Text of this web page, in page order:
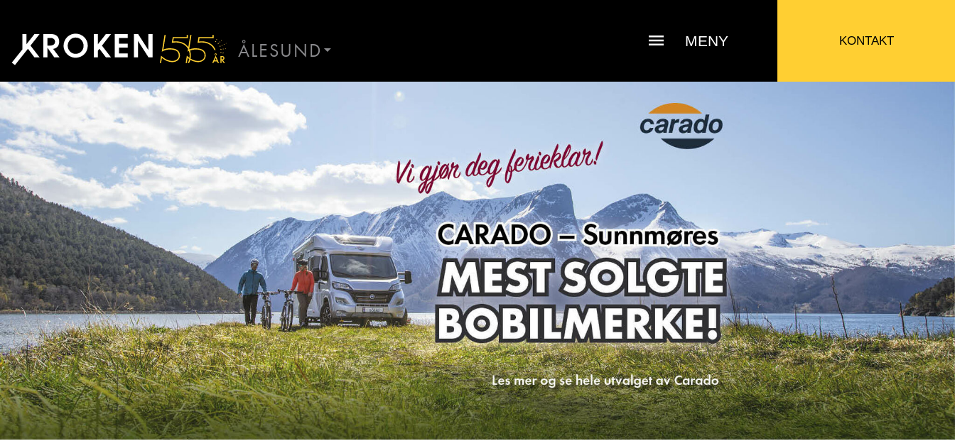
deg
Sunnmøres
mest
solgte
bobilmerke
ÅLESUND
HAUGALAND
ÅLESUND
ÅNDALSNES
MENY KONTAKT
Martin Sunde
Salgssjef
Vis telefon
Vis epost
Trine Dahl
Kundemottak Verksted / Deler
Vis telefon
Vis epost
Bjarne Eide
Kundemottak Verksted / Deler
Vis telefon
Vis epost